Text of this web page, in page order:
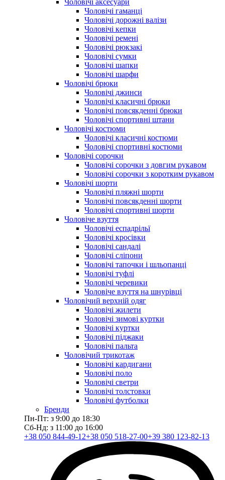
Чоловічі аксесуари
Чоловічі гаманці
Чоловічі дорожні валізи
Чоловічі кепки
Чоловічі ремені
Чоловічі рюкзакі
Чоловічі сумки
Чоловічі шапки
Чоловічі шарфи
Чоловічі брюки
Чоловічі джинси
Чоловічі класичні брюки
Чоловічі повсякденні брюки
Чоловічі спортивні штани
Чоловічі костюми
Чоловічі класичні костюми
Чоловічі спортивні костюми
Чоловічі сорочки
Чоловічі сорочки з довгим рукавом
Чоловічі сорочки з коротким рукавом
Чоловічі шорти
Чоловічі пляжні шорти
Чоловічі повсякденні шорти
Чоловічі спортивні шорти
Чоловіче взуття
Чоловічі еспадрільї
Чоловічі кросівки
Чоловічі сандалі
Чоловічі сліпони
Чоловічі тапочки і шльопанці
Чоловічі туфлі
Чоловічі черевики
Чоловіче взуття на шнурівці
Чоловічий верхній одяг
Чоловічі жилети
Чоловічі зимові куртки
Чоловічі куртки
Чоловічі піджаки
Чоловічі пальта
Чоловічий трикотаж
Чоловічі кардигани
Чоловічі поло
Чоловічі светри
Чоловічі толстовки
Чоловічі футболки
Бренди
Пн-Пт: з 9:00 до 18:30
Сб-Нд: з 11:00 до 16:00
+38 050 844-49-12+38 050 518-27-00+39 380 123-82-13